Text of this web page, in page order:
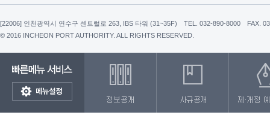
[22006] 인천광역시 연수구 센트럴로 263, IBS 타워 (31~35F) TEL. 032-890-8000
FAX.
© 2016 INCHEON PORT AUTHORITY. ALL RIGHTS RESERVED.